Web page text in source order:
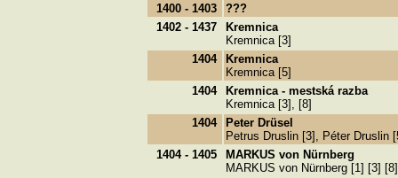
1400 - 1403
???
1402 - 1437
Kremnica
Kremnica [3]
1404 Kremnica
Kremnica [5]
1404 Kremnica - mestská razba
Kremnica [3], [8]
1404 Peter Drüsel
Petrus Druslin [3], Péter Druslin
1404 - 1405
MARKUS von Nürnberg
MARKUS von Nürnberg [1] [3] [8]